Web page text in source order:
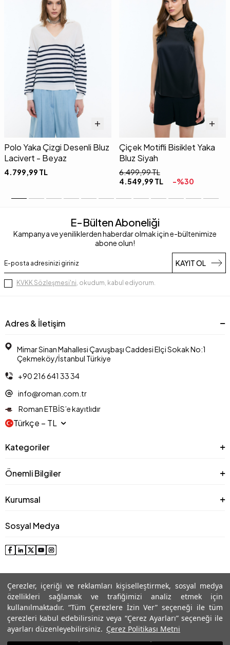
Çerezler, içeriği ve reklamları kişiselleştirmek, sosyal medya
özellikleri sağlamak ve trafiğimizi analiz etmek için
kullanılmaktadır. “Tüm Çerezlere İzin Ver” seçeneği ile tüm
çerezleri kabul edebilirsiniz veya “Çerez Ayarları” seçeneği ile
ayarları düzenleyebilirsiniz. Çerez Politikası Metni
Polo Yaka Çizgi Desenli Bluz
Lacivert - Beyaz
4.799,99 TL
Çiçek Motifli Bisiklet Yaka
Bluz Siyah
6.499,99TL
4.549,99 TL -%30
E-Bülten Aboneliği
Kampanya ve yeniliklerden haberdar olmak için e-bültenimize
abone olun!
KAYIT OL
KVKK Sözleşmesi'ni, okudum, kabul ediyorum.
Adres & İletişim
Mimar Sinan Mahallesi Çavuşbaşı Caddesi Elçi Sokak No:1
Çekmeköy/İstanbul Türkiye
+90 216 641 33 34
info@roman.com.tr
Roman ETBİS’e kayıtlıdır
Türkçe − TL
Kategoriler
Önemli Bilgiler
Kurumsal
Sosyal Medya
© 2025 Roman® Tüm Hakları Saklıdır, İzinsiz kullanılamaz